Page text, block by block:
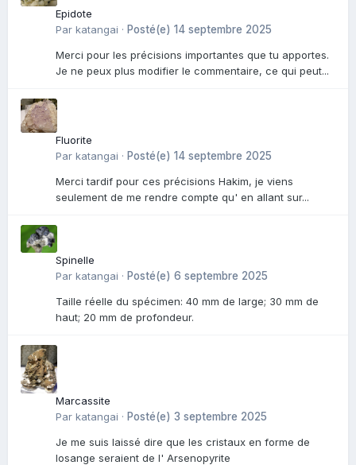
Epidote
Par katangai · Posté(e) 14 septembre 2025
Merci pour les précisions importantes que tu apportes.
Je ne peux plus modifier le commentaire, ce qui peut...
Fluorite
Par katangai · Posté(e) 14 septembre 2025
Merci tardif pour ces précisions Hakim, je viens
seulement de me rendre compte qu' en allant sur...
Spinelle
Par katangai · Posté(e) 6 septembre 2025
Taille réelle du spécimen: 40 mm de large; 30 mm de
haut; 20 mm de profondeur.
Marcassite
Par katangai · Posté(e) 3 septembre 2025
Je me suis laissé dire que les cristaux en forme de
losange seraient de l' Arsenopyrite